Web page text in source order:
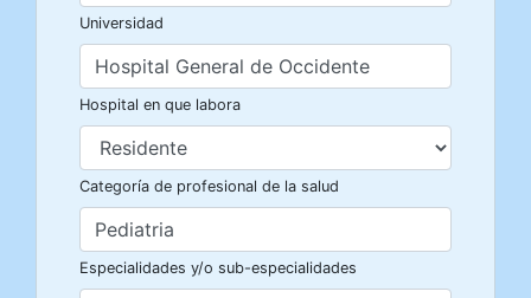
Universidad
Hospital en que labora
Categoría de profesional de la salud
Especialidades y/o sub-especialidades